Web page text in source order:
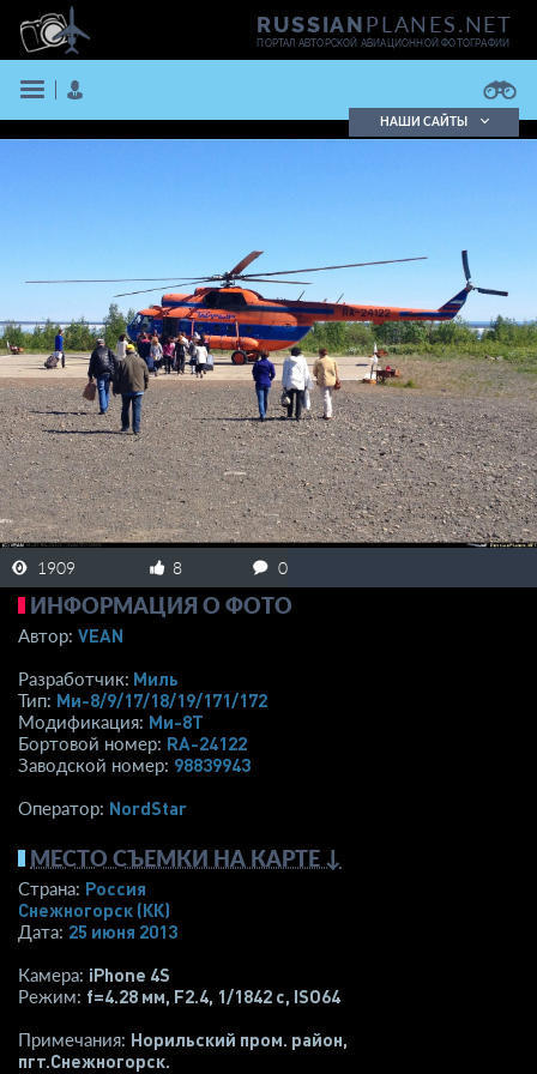
RUSSIANPLANES.NET
ПОРТАЛ АВТОРСКОЙ АВИАЦИОННОЙ ФОТОГРАФИИ
ВОЙТИ
ЗАРЕГИСТРИРОВАТЬСЯ
НАШИ САЙТЫ
1909 8 0
ИНФОРМАЦИЯ О ФОТО
Автор: VEAN
Разработчик: Миль
Тип: Ми-8/9/17/18/19/171/172
Модификация: Ми-8Т
Бортовой номер: RA-24122
Заводской номер: 98839943
Оператор: NordStar
МЕСТО СЪЕМКИ НА КАРТЕ ↓
Страна: Россия
Снежногорск (КК)
Дата: 25 июня 2013
Камера: iPhone 4S
Режим: f=4.28 мм, F2.4, 1/1842 с, ISO64
Примечания: Норильский пром. район,
пгт.Снежногорск.